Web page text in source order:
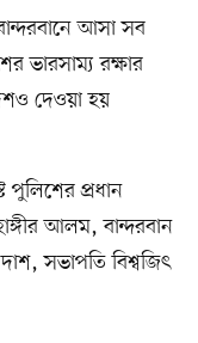
আসা সব
ভারসাম্য রক্ষার
দেওয়া হয়
পুলিশের প্রধান
আলম, বান্দরবান
সভাপতি বিশ্বজিৎ